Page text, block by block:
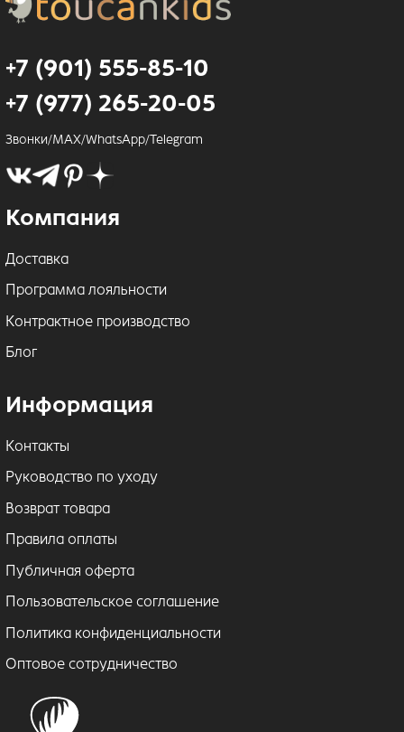
+7 (901) 555-85-10
+7 (977) 265-20-05
Звонки/MAX/WhatsApp/Telegram
Компания
Доставка
Программа лояльности
Контрактное производство
Блог
Информация
Контакты
Руководство по уходу
Возврат товара
Правила оплаты
Публичная оферта
Пользовательское соглашение
Политика конфиденциальности
Оптовое сотрудничество